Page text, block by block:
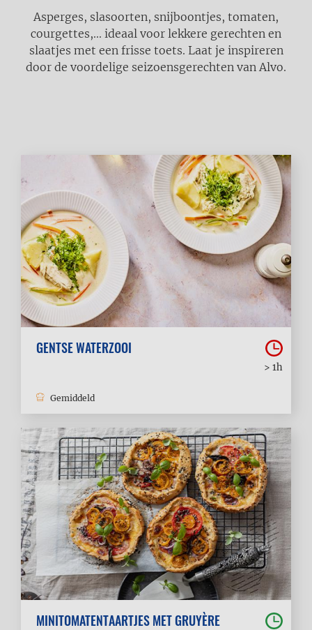
Asperges, slasoorten, snijboontjes, tomaten,
courgettes,... ideaal voor lekkere gerechten en
slaatjes met een frisse toets. Laat je inspireren
door de voordelige seizoensgerechten van Alvo.
GENTSE WATERZOOI
> 1h
Gemiddeld
MINITOMATENTAARTJES MET GRUYÈRE